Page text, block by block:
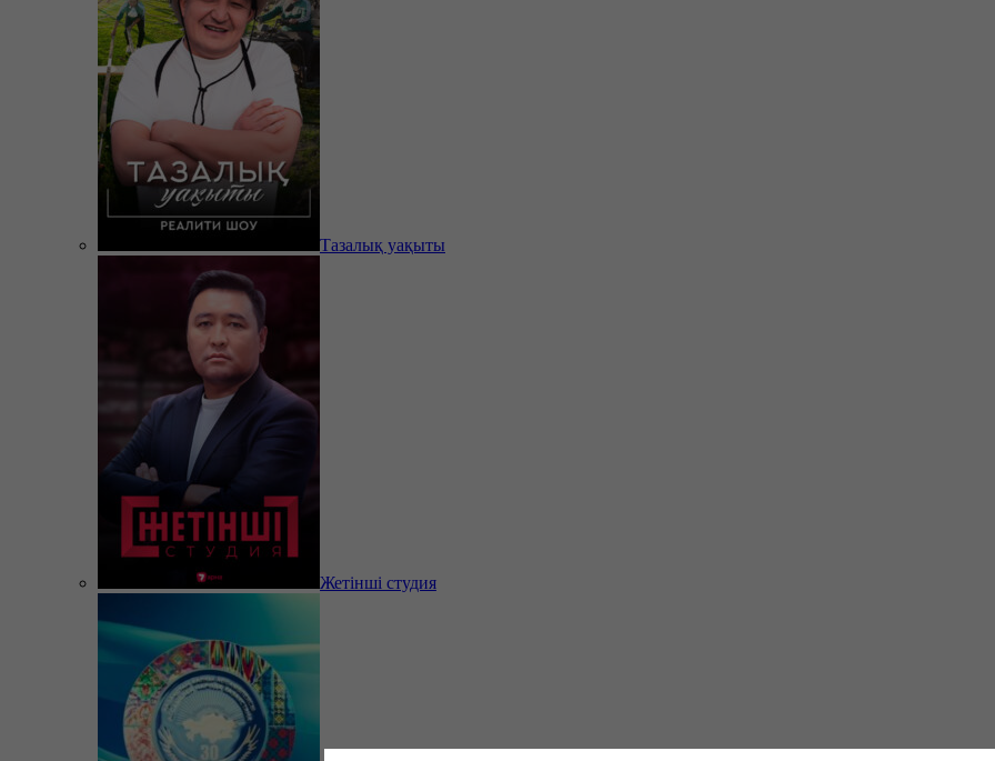
Тазалық уақыты
Жетінші студия